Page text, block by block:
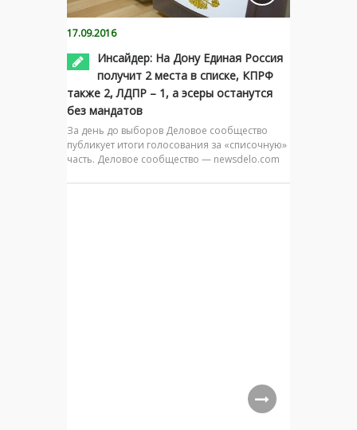
17.09.2016
Инсайдер: На Дону Единая Россия
получит 2 места в списке, КПРФ
также 2, ЛДПР – 1, а эсеры останутся
без мандатов
За день до выборов Деловое сообщество
публикует итоги голосования за «списочную»
часть. Деловое сообщество — newsdelo.com